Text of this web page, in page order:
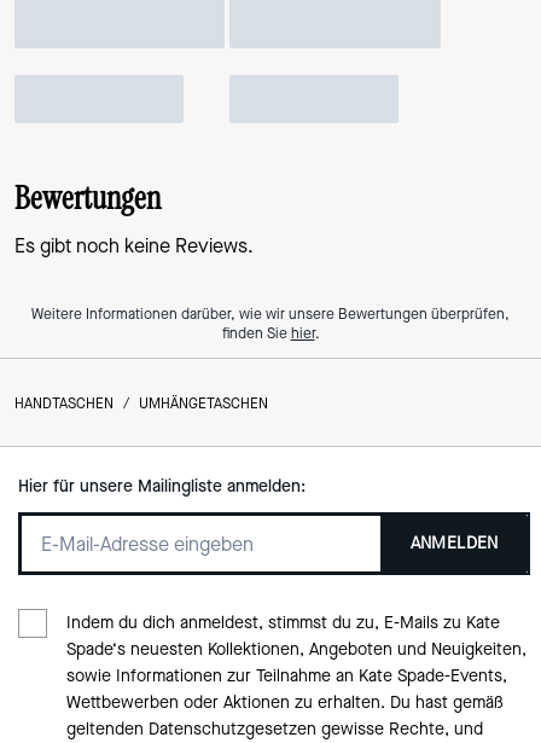
Bewertungen
Es gibt noch keine Reviews.
Weitere Informationen darüber, wie wir unsere Bewertungen überprüfen,
finden Siehier.
HANDTASCHEN / UMHÄNGETASCHEN
Hier für unsere Mailingliste anmelden:
ANMELDEN
Indem du dich anmeldest, stimmst du zu, E-Mails zu Kate
Spade‘s neuesten Kollektionen, Angeboten und Neuigkeiten,
sowie Informationen zur Teilnahme an Kate Spade-Events,
Wettbewerben oder Aktionen zu erhalten. Du hast gemäß
geltenden Datenschutzgesetzen gewisse Rechte, und